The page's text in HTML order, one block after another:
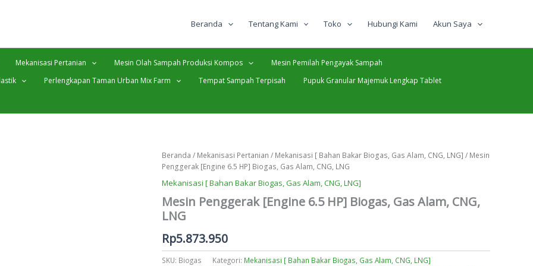
Beranda Tentang Kami Toko Hubungi Kami Akun Saya
Mekanisasi Pertanian Mesin Olah Sampah Produksi Kompos
Mesin Pemilah Pengayak Sampah
Perlengkapan Taman Urban Mix Farm Tempat Sampah Terpisah
Pupuk Granular Majemuk Lengkap Tablet
Beranda / Mekanisasi Pertanian / Mekanisasi [ Bahan Bakar Biogas, Gas Alam, CNG, LNG] / Mesin
Penggerak [Engine 6.5 HP] Biogas, Gas Alam, CNG, LNG
Mekanisasi [ Bahan Bakar Biogas, Gas Alam, CNG, LNG]
Mesin Penggerak [Engine 6.5 HP] Biogas, Gas Alam, CNG,
LNG
Rp5.873.950
SKU: Biogas Kategori: Mekanisasi [ Bahan Bakar Biogas, Gas Alam, CNG, LNG]